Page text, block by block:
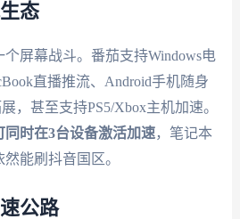
态
屏幕战斗。番茄支持Windows电
直播推流、Android手机随身
，甚至支持PS5/Xbox主机加速。
同时在3台设备激活加速，笔记本
能刷抖音国区。
公路